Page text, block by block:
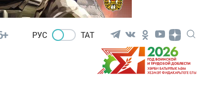
РУС ТАТ